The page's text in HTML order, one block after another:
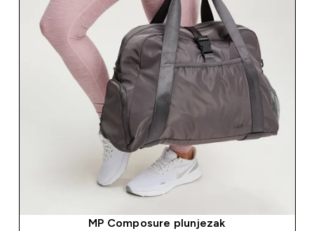
MP Composure plunjezak